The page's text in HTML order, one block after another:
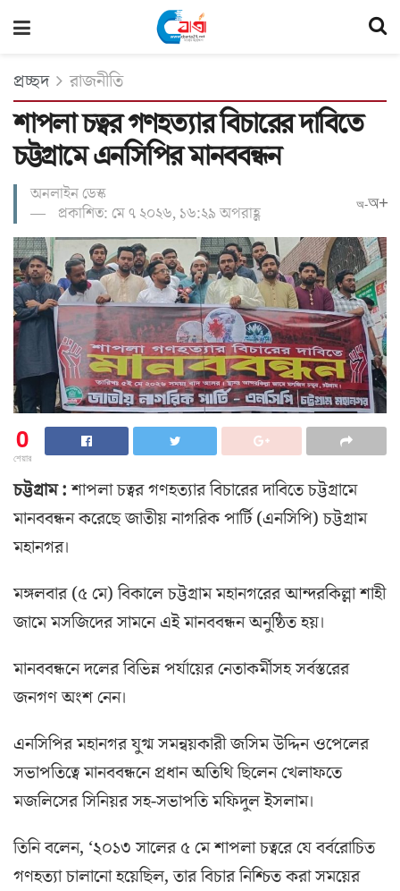
প্রচ্ছদ রাজনীতি
শাপলা চত্বর গণহত্যার বিচারের দাবিতে
চট্টগ্রামে এনসিপির মানববন্ধন
অনলাইন ডেস্ক
প্রকাশিত: মে ৭ ২০২৬, ১৬:২৯ অপরাহ্ণ
অ-অ+
0
শেয়ার
চট্টগ্রাম :শাপলা চত্বর গণহত্যার বিচারের দাবিতে চট্টগ্রামে
মানববন্ধন করেছে জাতীয় নাগরিক পার্টি (এনসিপি) চট্টগ্রাম
মহানগর।
মঙ্গলবার (৫ মে) বিকালে চট্টগ্রাম মহানগরের আন্দরকিল্লা শাহী
জামে মসজিদের সামনে এই মানববন্ধন অনুষ্ঠিত হয়।
মানববন্ধনে দলের বিভিন্ন পর্যায়ের নেতাকর্মীসহ সর্বস্তরের
জনগণ অংশ নেন।
এনসিপির মহানগর যুগ্ম সমন্বয়কারী জসিম উদ্দিন ওপেলের
সভাপতিত্বে মানববন্ধনে প্রধান অতিথি ছিলেন খেলাফতে
মজলিসের সিনিয়র সহ-সভাপতি মফিদুল ইসলাম।
তিনি বলেন, ‘২০১৩ সালের ৫ মে শাপলা চত্বরে যে বর্বরোচিত
গণহত্যা চালানো হয়েছিল, তার বিচার নিশ্চিত করা সময়ের